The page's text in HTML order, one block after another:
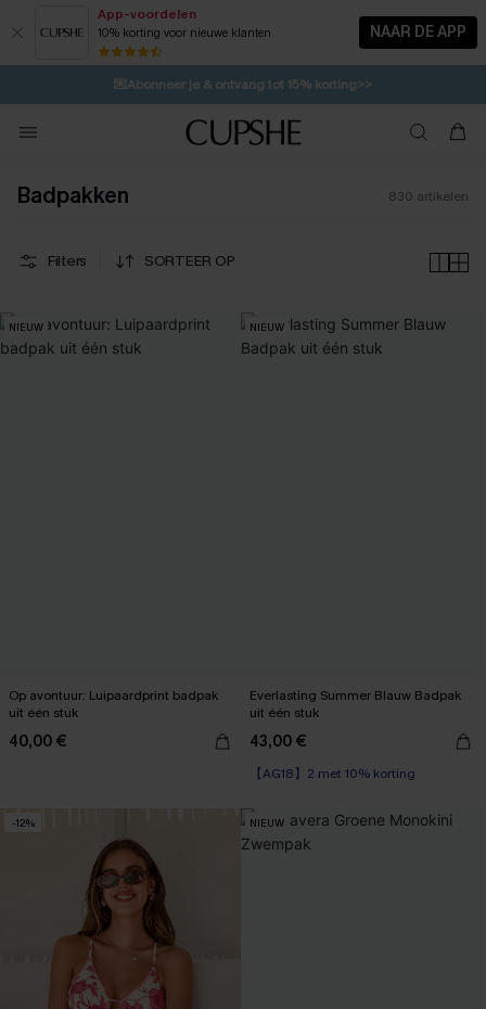
App-voordelen
10% korting voor nieuwe klanten NAAR DE APP
⚡️LAATSTE KANS | Tot 50% korting>>
Meest Populair Corrigerend Badpakken| Must Have>>
💌Abonneer je & ontvang tot 15% korting>>
Koop 3, krijg 15% korting | CODE: SW15
Badpakken 830 artikelen
Filters SORTEER OP
NIEUW
Op avontuur: Luipaardprint badpak
uit één stuk
40,00 €
NIEUW
Everlasting Summer Blauw Badpak
uit één stuk
43,00 €
【AG18】2 met 10% korting
-12% NIEUW